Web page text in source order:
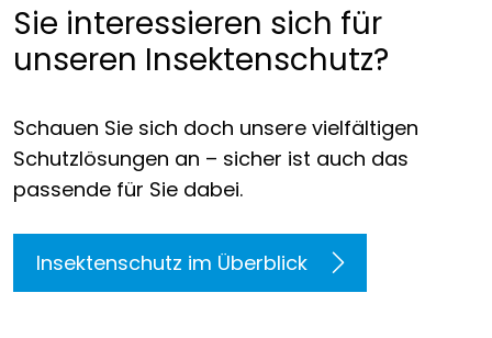
Sie interessieren sich für
unseren Insektenschutz?
Schauen Sie sich doch unsere vielfältigen
Schutzlösungen an – sicher ist auch das
passende für Sie dabei.
Insektenschutz im Überblick